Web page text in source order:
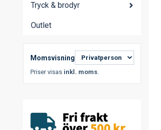
Tryck & brodyr
Outlet
Momsvisning
Priser visas inkl. moms.